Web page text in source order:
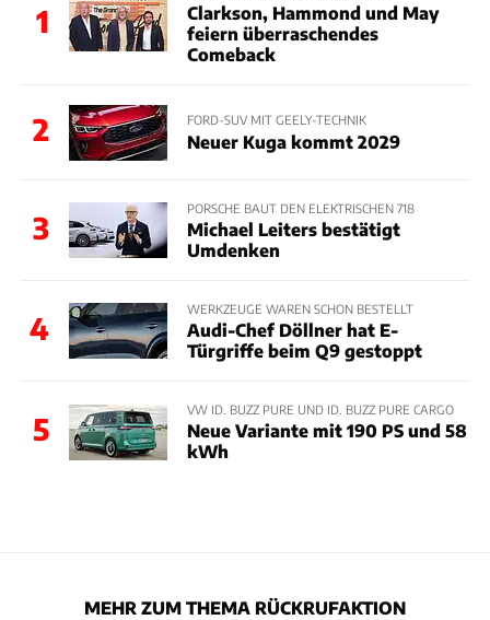
1
Clarkson, Hammond und May
feiern überraschendes
Comeback
2 FORD-SUV MIT GEELY-TECHNIK
Neuer Kuga kommt 2029
3
PORSCHE BAUT DEN ELEKTRISCHEN 718
Michael Leiters bestätigt
Umdenken
4
WERKZEUGE WAREN SCHON BESTELLT
Audi-Chef Döllner hat E-
Türgriffe beim Q9 gestoppt
5
VW ID. BUZZ PURE UND ID. BUZZ PURE CARGO
Neue Variante mit 190 PS und 58
kWh
MEHR ZUM THEMA RÜCKRUFAKTION